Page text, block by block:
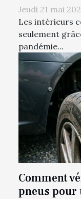
Jeudi 21 mai
Les intérieurs
seulement
pandémie...
Comment
pneus pour